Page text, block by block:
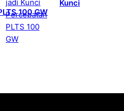
Kunci
100 GW